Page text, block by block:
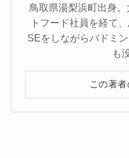
鳥取県湯梨浜町出身
トフード社員を経て
SEをしながらバドミ
も
この著